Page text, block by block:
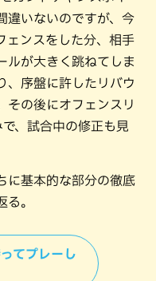
違いないのですが、今
ェンスをした分、相手
ルが大きく跳ねてしま
、序盤に許したリバウ
その後にオフェンスリ
、試合中の修正も見
に基本的な部分の徹底
る。
てプレーし